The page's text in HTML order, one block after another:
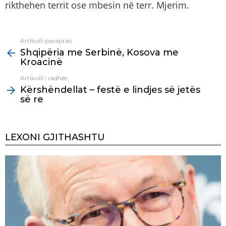
rikthehen territ ose mbesin në terr. Mjerim.
more
Artikulli paraprak
Shqipëria me Serbinë, Kosova me
Kroacinë
Artikulli i radhës
Kërshëndellat – festë e lindjes së jetës
së re
LEXONI GJITHASHTU